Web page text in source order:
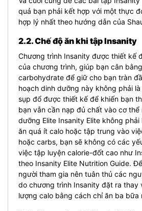
quả bạn phải kết hợp với một thực
hợp lý nhất theo hướng dẫn của
2.2. Chế độ ăn khi tập Insanity
Chương trình Insanity được thiết kế
của chương trình, giúp bạn cân
carbohydrate để giữ cho bạn tràn
hoạch dinh dưỡng này không phải
sụp đổ được thiết kế để khiến bạn
bạn vẫn cần nạp đủ chất vào cơ thể
dưỡng Elite Insanity Elite không
ăn quá ít calo hoặc tập trung vào
hoặc carbs, bạn sẽ không có các
việc tập luyện calorie-đốt cao như
theo Insanity Elite Nutrition Guide.
người tham gia nên tuân thủ các
do chương trình Insanity đặt ra thay
lượng calo bằng cách chỉ ăn ba bữa